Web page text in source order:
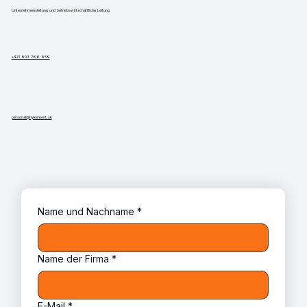
Unternehmensleitung und betriebswirtschaftliche Leitung
+421 903 766 959
personal@hykemont.sk
Name und Nachname *
Name der Firma *